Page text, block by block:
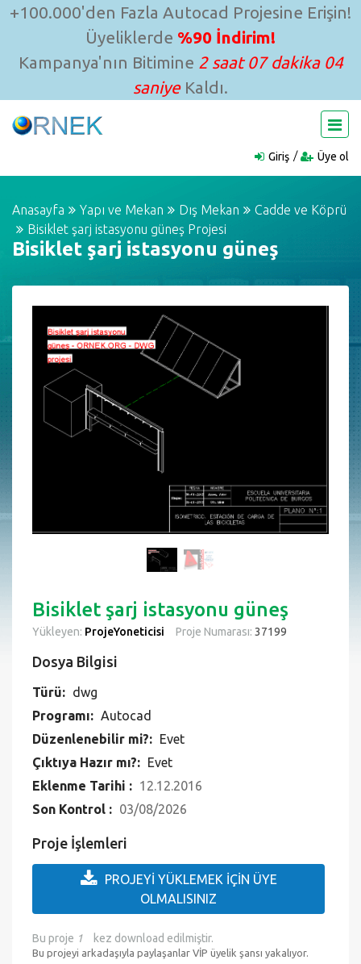
+100.000'den Fazla Autocad Projesine Erişin!
Üyeliklerde %90 İndirim!
Kampanya'nın Bitimine 2 saat 07 dakika 04
saniyeKaldı.
Giriş Üye ol
Anasayfa Yapı ve Mekan Dış Mekan
Cadde ve Köprü
Bisiklet şarj istasyonu güneş Projesi
Bisiklet şarj istasyonu güneş
Bisiklet şarj istasyonu güneş
Yükleyen: ProjeYoneticisi Proje Numarası: 37199
Dosya Bilgisi
Türü: dwg
Programı: Autocad
Düzenlenebilir mi?:
Evet
Çıktıya Hazır mı?:
Evet
Eklenme Tarihi : 12.12.2016
Son Kontrol : 03/08/2026
Proje İşlemleri
PROJEYİ YÜKLEMEK İÇİN ÜYE
OLMALISINIZ
Bu proje 1 kez download edilmiştir.
Bu projeyi arkadaşıyla paylaşanlar VİP üyelik şansı yakalıyor.